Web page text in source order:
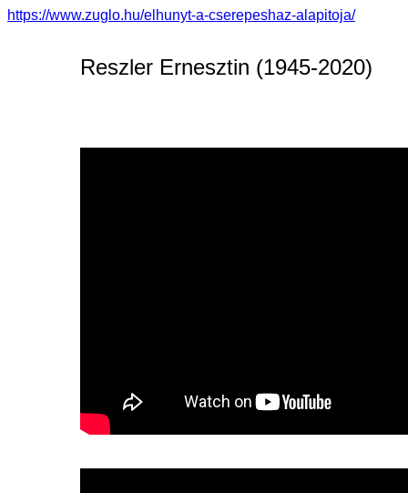
https://www.zuglo.hu/elhunyt-a-cserepeshaz-alapitoja/
Reszler Ernesztin (1945-2020)